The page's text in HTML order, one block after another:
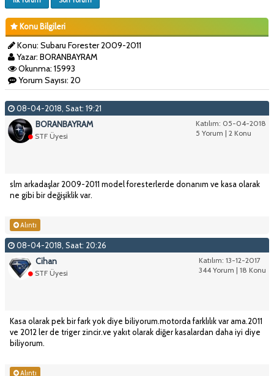
Konu Bilgileri
Konu: Subaru Forester 2009-2011
Yazar: BORANBAYRAM
Okunma: 15993
Yorum Sayısı: 20
08-04-2018, Saat: 19:21
Katılım: 05-04-2018
5 Yorum | 2 Konu
BORANBAYRAM
STF Üyesi
slm arkadaşlar 2009-2011 model foresterlerde donanım ve kasa olarak
ne gibi bir değişiklik var.
Alıntı
08-04-2018, Saat: 20:26
Katılım: 13-12-2017
344 Yorum | 18 Konu
Cihan
STF Üyesi
Kasa olarak pek bir fark yok diye biliyorum.motorda farklılık var ama.2011
ve 2012 ler de triger zincir.ve yakıt olarak diğer kasalardan daha iyi diye
biliyorum.
Alıntı